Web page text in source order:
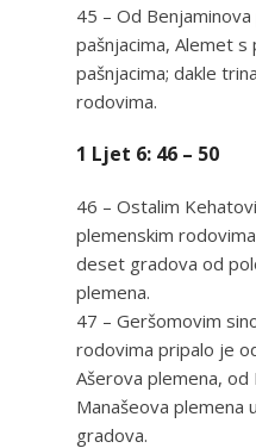
45 – Od
pašnjacima, Alemet s
pašnjacima; dakle
rodovima.
1 Ljet 6: 46 – 50
46 – Ostalim
plemenskim
deset gradova od
plemena.
47 – Geršomovim
rodovima pripalo je
Ašerova plemena,
Manašeova plemena
gradova.